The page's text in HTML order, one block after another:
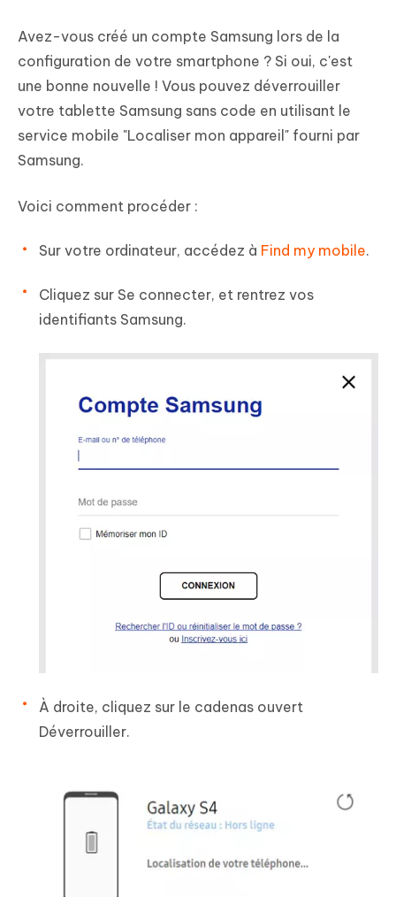
Avez-vous créé un compte Samsung lors de la
configuration de votre smartphone ? Si oui, c'est
une bonne nouvelle ! Vous pouvez déverrouiller
votre tablette Samsung sans code en utilisant le
service mobile "Localiser mon appareil" fourni par
Samsung.
Voici comment procéder :
Sur votre ordinateur, accédez à Find my mobile.
Cliquez sur Se connecter, et rentrez vos
identifiants Samsung.
À droite, cliquez sur le cadenas ouvert
Déverrouiller.